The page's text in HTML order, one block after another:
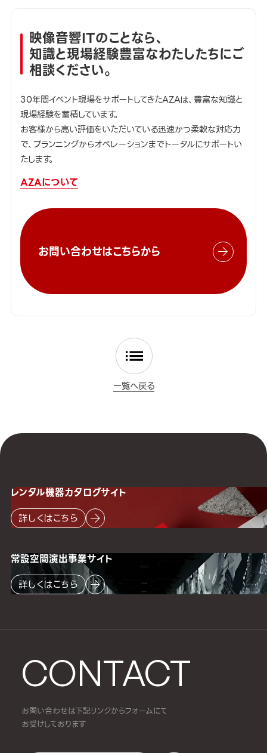
映像音響ITのことなら、
知識と現場経験豊富なわたしたちにご
相談ください。
30年間イベント現場をサポートしてきたAZAは、豊富な知識と
現場経験を蓄積しています。
お客様から高い評価をいただいている迅速かつ柔軟な対応力
で、プランニングからオペレーションまでトータルにサポートい
たします。
AZAについて
お問い合わせはこちらから
一覧へ戻る
CONTACT
お問い合わせは下記リンクからフォームにて
お受けしております
レンタル機器カタログサイト
詳しくはこちら
常設空間演出事業サイト
詳しくはこちら